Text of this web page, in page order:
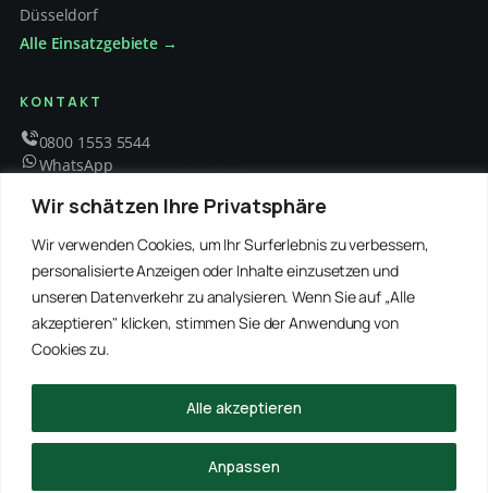
Wir schätzen Ihre Privatsphäre
Wir verwenden Cookies, um Ihr Surferlebnis zu verbessern,
personalisierte Anzeigen oder Inhalte einzusetzen und
unseren Datenverkehr zu analysieren. Wenn Sie auf „Alle
akzeptieren" klicken, stimmen Sie der Anwendung von
Cookies zu.
Anpassen
Alle akzeptieren
Düsseldorf
Alle Einsatzgebiete →
KONTAKT
0800 1553 5544
WhatsApp
Mo – Fr 8 – 18 Uhr
EMPFOHLENE PARTNER
WinRei24 Dienstleistungen
Winterdienst Profi NRW
Winterdienst Niedersachsen
Winterdienst Hansa
Winterdienst Freitag
© 2026 Schädlingsbekämpfung Kraft · Alle Rechte vorbehalten